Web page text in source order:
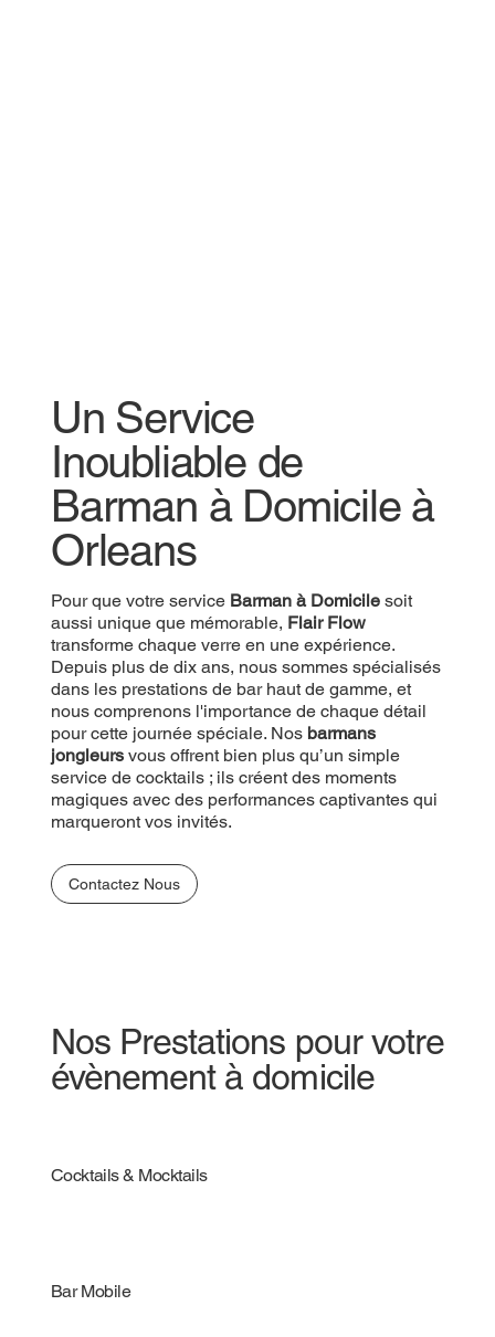
Un Service
Inoubliable de
Barman à Domicile à
Orleans
Pour que votre service Barman à Domicilesoit
aussi unique que mémorable, Flair Flow
transforme chaque verre en une expérience.
Depuis plus de dix ans, nous sommes spécialisés
dans les prestations de bar haut de gamme, et
nous comprenons l'importance de chaque détail
pour cette journée spéciale. Nos barmans
jongleursvous offrent bien plus qu’un simple
service de cocktails ; ils créent des moments
magiques avec des performances captivantes qui
marqueront vos invités.
Contactez Nous
Nos Prestations pour votre
évènement à domicile
Cocktails & Mocktails
Bar Mobile